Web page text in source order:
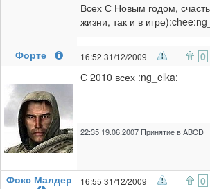
Всех С Новым годом,
жизни, так и в
Форте 16:52 31/12/2009 0
С 2010 всех :ng_elka:
22:35 19.06.2007 Принятие в ABCD
Фокс Малдер 16:55 31/12/2009 0